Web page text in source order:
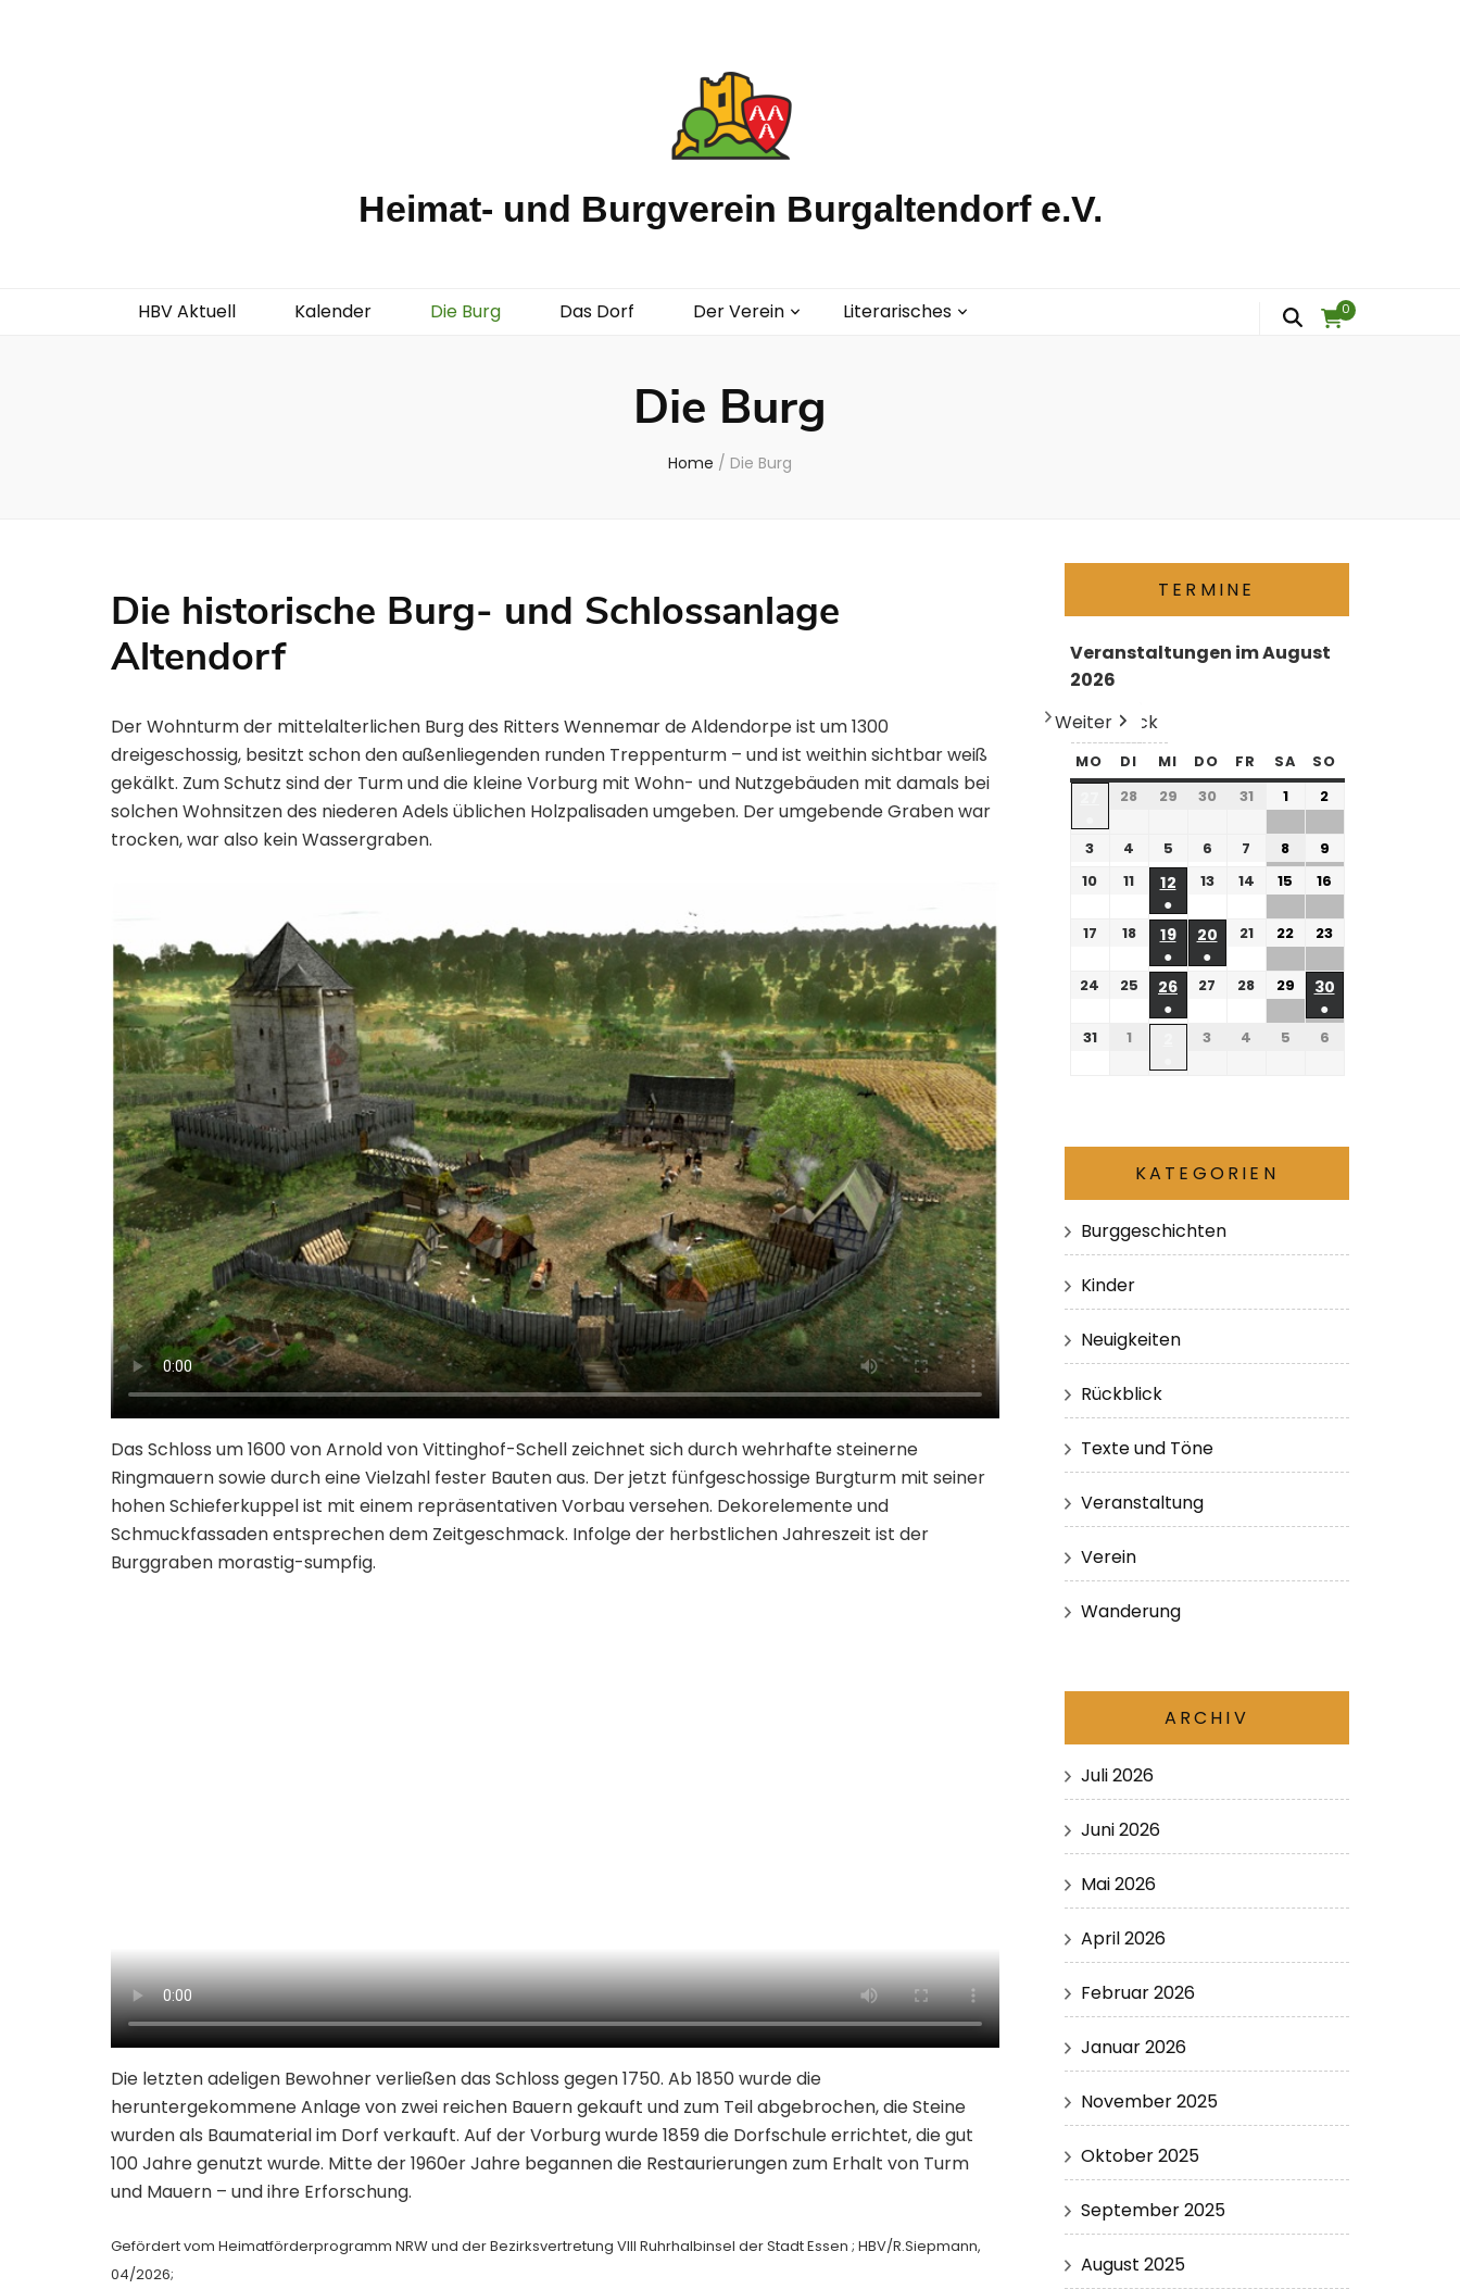
Heimat- und Burgverein Burgaltendorf e.V.
HBV Aktuell Kalender Die Burg Das Dorf Der Verein Literarisches 0
Die Burg
Home / Die Burg
Die historische Burg- und Schlossanlage
Altendorf
Der Wohnturm der mittelalterlichen Burg des Ritters Wennemar de Aldendorpe ist um 1300
dreigeschossig, besitzt schon den außenliegenden runden Treppenturm – und ist weithin sichtbar weiß
gekälkt. Zum Schutz sind der Turm und die kleine Vorburg mit Wohn- und Nutzgebäuden mit damals bei
solchen Wohnsitzen des niederen Adels üblichen Holzpalisaden umgeben. Der umgebende Graben war
trocken, war also kein Wassergraben.
Das Schloss um 1600 von Arnold von Vittinghof-Schell zeichnet sich durch wehrhafte steinerne
Ringmauern sowie durch eine Vielzahl fester Bauten aus. Der jetzt fünfgeschossige Burgturm mit seiner
hohen Schieferkuppel ist mit einem repräsentativen Vorbau versehen. Dekorelemente und
Schmuckfassaden entsprechen dem Zeitgeschmack. Infolge der herbstlichen Jahreszeit ist der
Burggraben morastig-sumpfig.
Die letzten adeligen Bewohner verließen das Schloss gegen 1750. Ab 1850 wurde die
heruntergekommene Anlage von zwei reichen Bauern gekauft und zum Teil abgebrochen, die Steine
wurden als Baumaterial im Dorf verkauft. Auf der Vorburg wurde 1859 die Dorfschule errichtet, die gut
100 Jahre genutzt wurde. Mitte der 1960er Jahre begannen die Restaurierungen zum Erhalt von Turm
und Mauern – und ihre Erforschung.
Gefördert vom Heimatförderprogramm NRW und der Bezirksvertretung VIII Ruhrhalbinsel der Stadt Essen ; HBV/R.Siepmann,
04/2026;
TERMINE
Veranstaltungen im August
2026
Zurück
Heute
Weiter
MO DI MI DO FR SA SO
28 29 30 31 1 2
3 4 5 6 7 8
9
10
11
12
●
13 14 15 16
17 18
19
●
20
●
21 22 23
24 25
26
●
27 28 29
30
●
31 1 3 4 5 6
KATEGORIEN
Burggeschichten
Kinder
Neuigkeiten
Rückblick
Texte und Töne
Veranstaltung
Verein
Wanderung
ARCHIV
Juli 2026
Juni 2026
Mai 2026
April 2026
Februar 2026
Januar 2026
November 2025
Oktober 2025
September 2025
August 2025